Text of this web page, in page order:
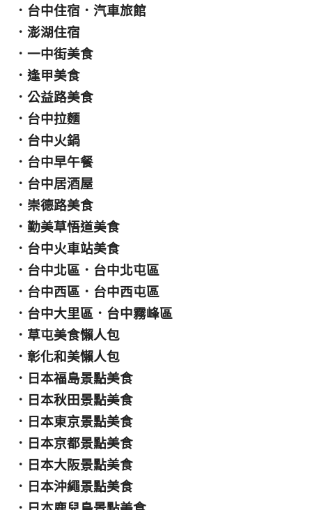
． 台中住宿 ． 汽車旅館
． 澎湖住宿
． 一中街美食
． 逢甲美食
． 公益路美食
． 台中拉麵
． 台中火鍋
． 台中早午餐
． 台中居酒屋
． 崇德路美食
． 勤美草悟道美食
． 台中火車站美食
． 台中北區 ． 台中北屯區
． 台中西區 ． 台中西屯區
． 台中大里區 ． 台中霧峰區
． 草屯美食懶人包
． 彰化和美懶人包
． 日本福島景點美食
． 日本秋田景點美食
． 日本東京景點美食
． 日本京都景點美食
． 日本大阪景點美食
． 日本沖繩景點美食